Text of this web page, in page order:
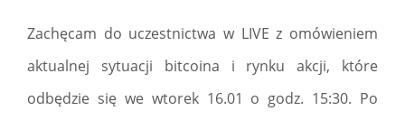
Zachęcam do uczestnictwa w LIVE z omówieniem
aktualnej sytuacji bitcoina i rynku akcji, które
odbędzie się we wtorek 16.01 o godz. 15:30. Po